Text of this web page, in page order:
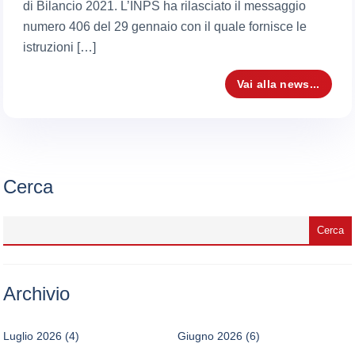
di Bilancio 2021. L’INPS ha rilasciato il messaggio
numero 406 del 29 gennaio con il quale fornisce le
istruzioni […]
Vai alla news...
Cerca
Archivio
Luglio 2026 (4) Giugno 2026 (6)